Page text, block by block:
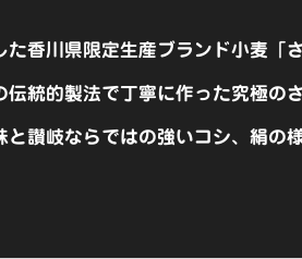
た香川県限定生産ブランド小麦「
統的製法で丁寧に作った究極の
と讃岐ならではの強いコシ、絹の